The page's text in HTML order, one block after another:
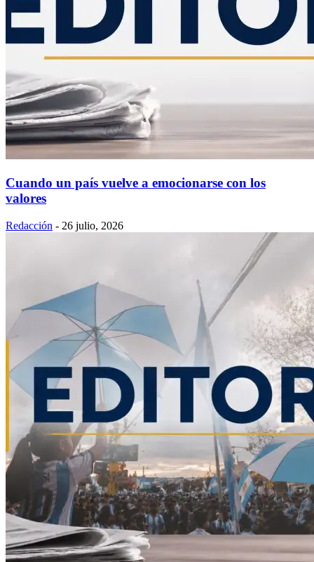
Cuando un país vuelve a emocionarse con los
valores
Redacción - 26 julio, 2026